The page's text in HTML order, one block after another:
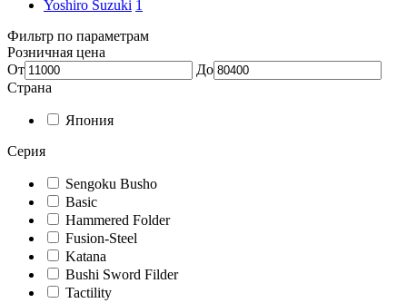
Yoshiro Suzuki 1
Фильтр по параметрам
Розничная цена
От
До
Страна
Япония
Серия
Sengoku Busho
Basic
Hammered Folder
Fusion-Steel
Katana
Bushi Sword Filder
Tactility